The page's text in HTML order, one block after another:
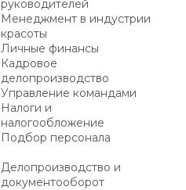
руководителей
Менеджмент в индустрии
красоты
Личные финансы
Кадровое
делопроизводство
Управление командами
Налоги и
налогообложение
Подбор персонала
Делопроизводство и
документооборот